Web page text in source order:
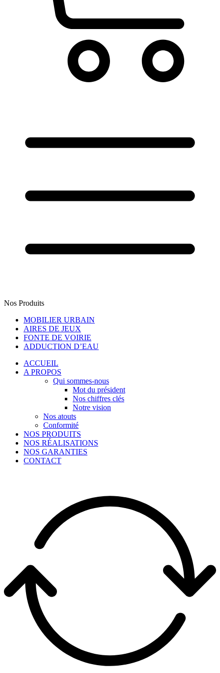
Nos Produits
MOBILIER URBAIN
AIRES DE JEUX
FONTE DE VOIRIE
ADDUCTION D’EAU
ACCUEIL
A PROPOS
Qui sommes-nous
Mot du président
Nos chiffres clés
Notre vision
Nos atouts
Conformité
NOS PRODUITS
NOS RÉALISATIONS
NOS GARANTIES
CONTACT